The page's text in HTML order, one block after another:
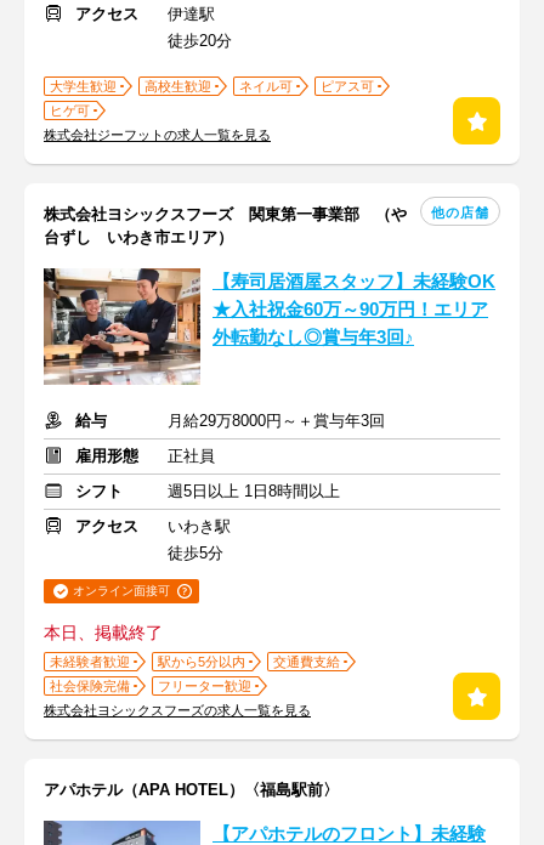
アクセス
伊達駅
徒歩20分
大学生歓迎 高校生歓迎 ネイル可
ピアス可
ヒゲ可
株式会社ジーフットの求人一覧を見る
株式会社ヨシックスフーズ 関東第一事業部 （や
台ずし いわき市エリア）
他の店舗
【寿司居酒屋スタッフ】未経験OK
★入社祝金60万～90万円！エリア
外転勤なし◎賞与年3回♪
給与
月給29万8000円～＋賞与年3回
雇用形態
正社員
シフト
週5日以上 1日8時間以上
アクセス
いわき駅
徒歩5分
オンライン面接可
本日、掲載終了
未経験者歓迎 駅から5分以内
交通費支給
社会保険完備
フリーター歓迎
株式会社ヨシックスフーズの求人一覧を見る
アパホテル（APA HOTEL）〈福島駅前〉
【アパホテルのフロント】未経験